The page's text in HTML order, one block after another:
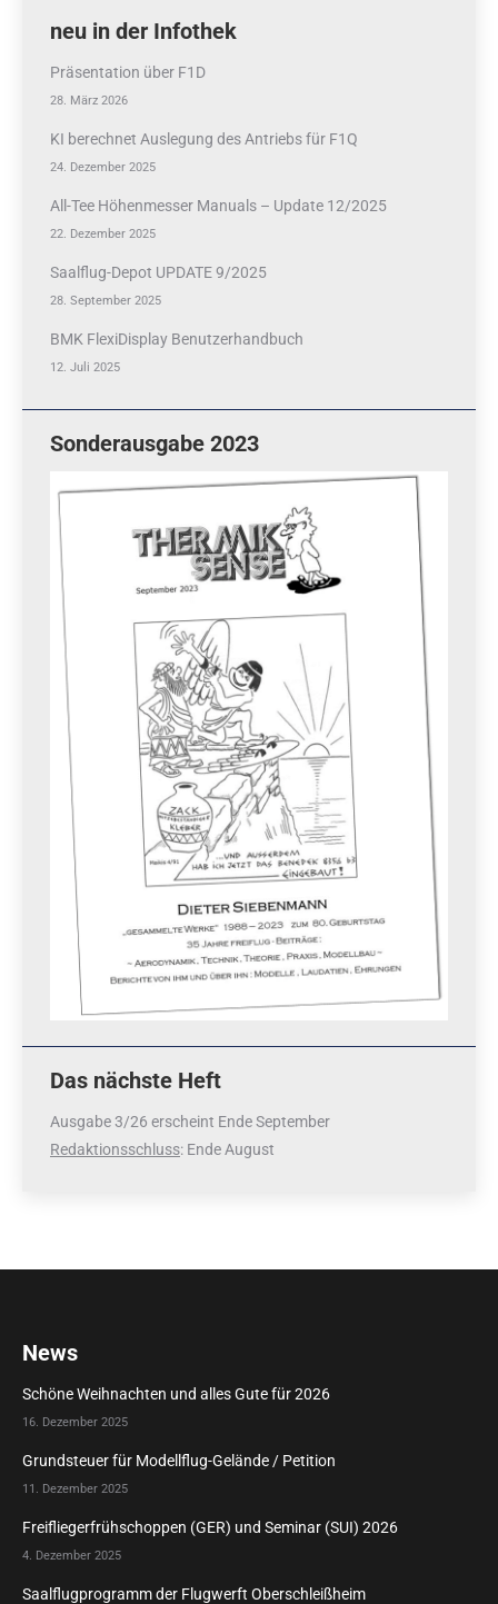
neu in der Infothek
Präsentation über F1D
28. März 2026
KI berechnet Auslegung des Antriebs für F1Q
24. Dezember 2025
All-Tee Höhenmesser Manuals – Update 12/2025
22. Dezember 2025
Saalflug-Depot UPDATE 9/2025
28. September 2025
BMK FlexiDisplay Benutzerhandbuch
12. Juli 2025
Sonderausgabe 2023
Das nächste Heft
Ausgabe 3/26 erscheint Ende September
Redaktionsschluss: Ende August
News
Schöne Weihnachten und alles Gute für 2026
16. Dezember 2025
Grundsteuer für Modellflug-Gelände / Petition
11. Dezember 2025
Freifliegerfrühschoppen (GER) und Seminar (SUI) 2026
4. Dezember 2025
Saalflugprogramm der Flugwerft Oberschleißheim